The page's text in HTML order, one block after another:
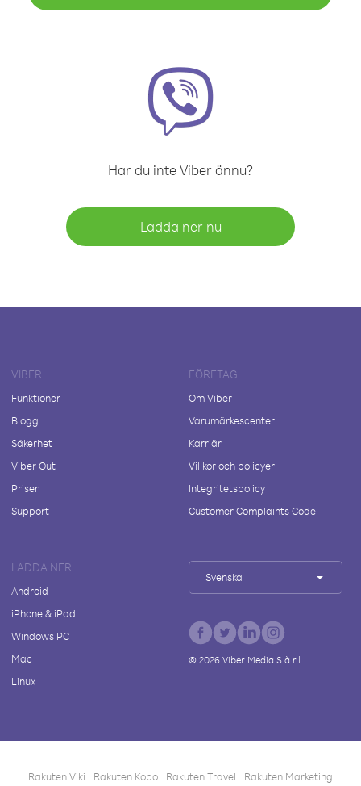
Har du inte Viber ännu?
Ladda ner nu
VIBER
Funktioner
Blogg
Säkerhet
Viber Out
Priser
Support
FÖRETAG
Om Viber
Varumärkescenter
Karriär
Villkor och policyer
Integritetspolicy
Customer Complaints Code
LADDA NER
Android
iPhone & iPad
Windows PC
Mac
Linux
Svenska
© 2026Viber Media S.à r.l.
Rakuten Viki Rakuten Kobo Rakuten Travel Rakuten Marketing